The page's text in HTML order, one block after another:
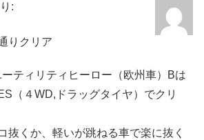
:
りクリア
ティリティヒーロー（欧州車）Bは
（４WD,ドラッグタイヤ）でクリ
抜くか、軽いが跳ねる車で楽に抜く